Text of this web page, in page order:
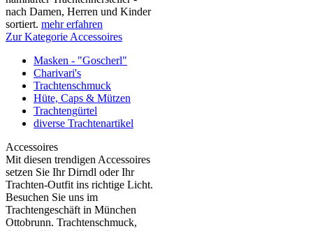
nach Damen, Herren und Kinder
sortiert. mehr erfahren
Zur Kategorie Accessoires
Masken - "Goscherl"
Charivari's
Trachtenschmuck
Hüte, Caps & Mützen
Trachtengürtel
diverse Trachtenartikel
Accessoires
Mit diesen trendigen Accessoires
setzen Sie Ihr Dirndl oder Ihr
Trachten-Outfit ins richtige Licht.
Besuchen Sie uns im
Trachtengeschäft in München
Ottobrunn. Trachtenschmuck,